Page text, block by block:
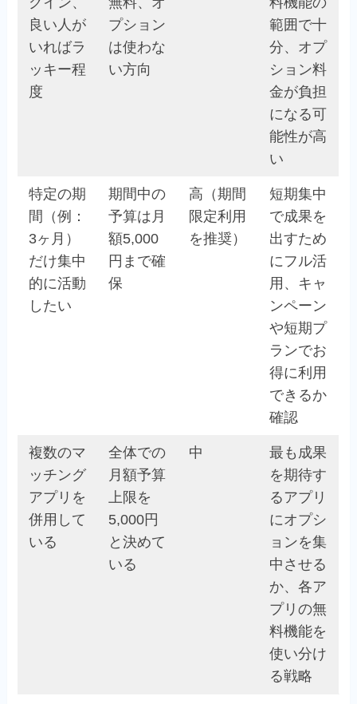
良い人が
いればラ
ッキー程
度
プション
は使わな
い方向
範囲で十
分、オプ
ション料
金が負担
になる可
能性が高
い
特定の期
間（例：
3ヶ月）
だけ集中
的に活動
したい
期間中の
予算は月
額5,000
円まで確
保
高（期間
限定利用
を推奨）
短期集中
で成果を
出すため
にフル活
用、キャ
ンペーン
や短期プ
ランでお
得に利用
できるか
確認
複数のマ
ッチング
アプリを
併用して
いる
全体での
月額予算
上限を
5,000円
と決めて
いる
中
最も成果
を期待す
るアプリ
にオプシ
ョンを集
中させる
か、各ア
プリの無
料機能を
使い分け
る戦略